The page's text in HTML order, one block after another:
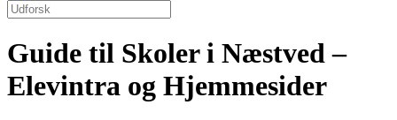
Guide til Skoler i Næstved –
Elevintra og Hjemmesider